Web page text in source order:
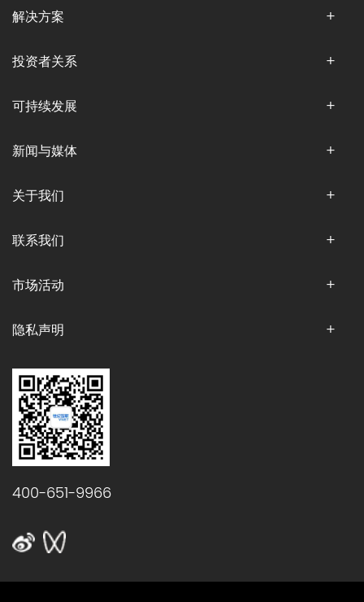
解决方案
投资者关系
可持续发展
新闻与媒体
关于我们
联系我们
市场活动
隐私声明
400-651-9966